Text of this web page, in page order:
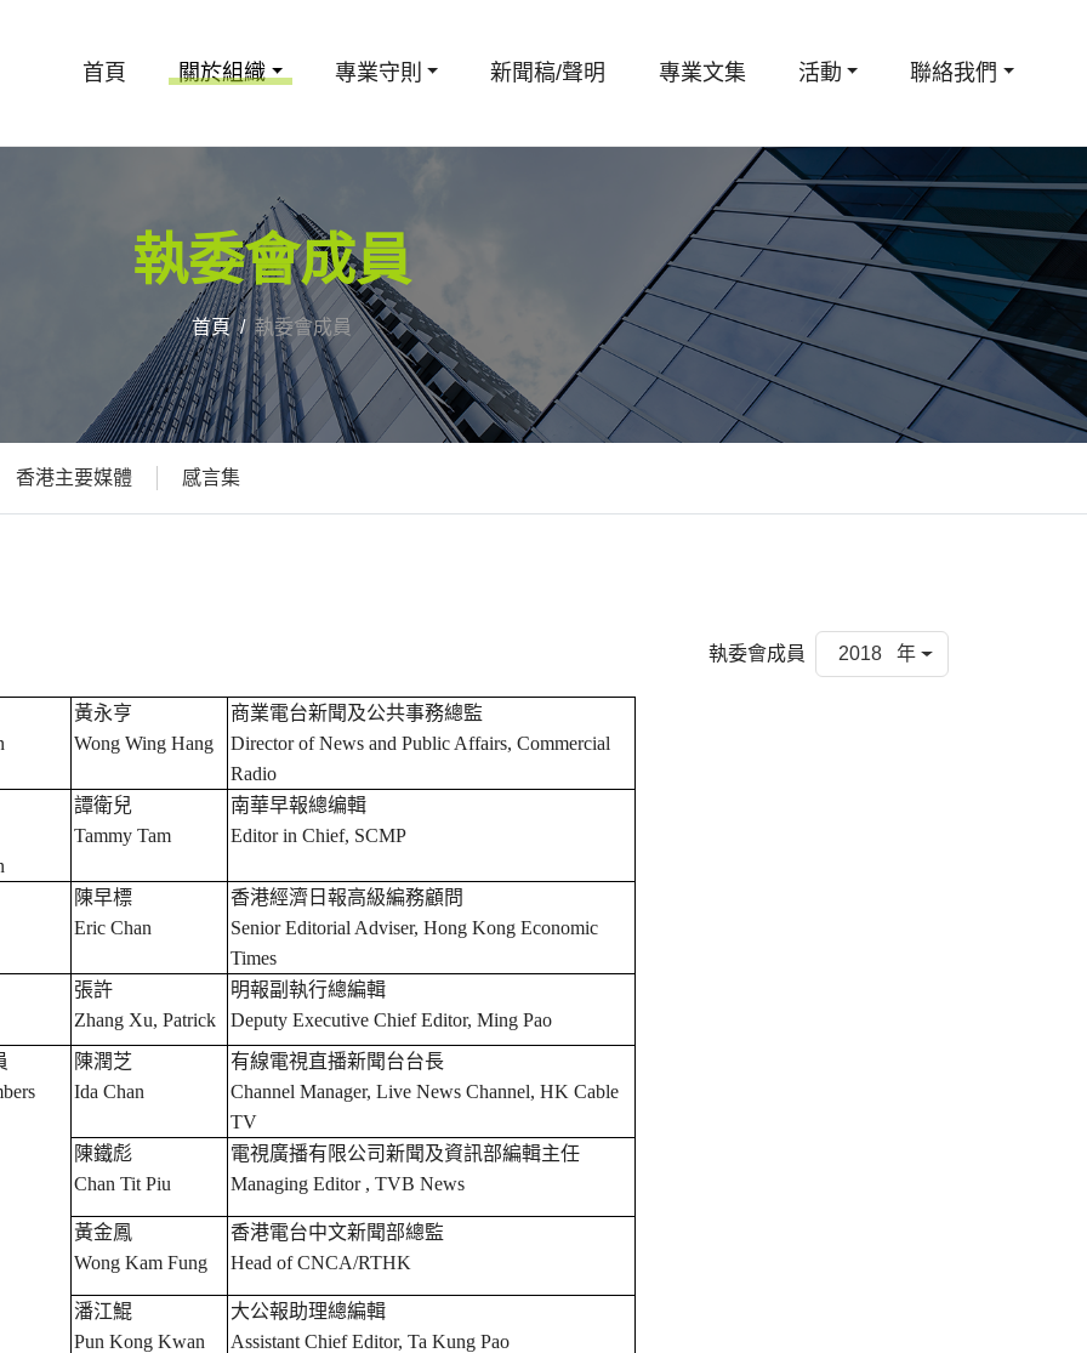
首頁 關於組織 專業守則 新聞稿/聲明 專業文集 活動 聯絡我們
執委會成員
首頁 執委會成員
香港主要媒體 感言集
執委會成員 2018 年
黃永亨
Wong Wing Hang
商業電台新聞及公共事務總監
Director of News and Public Affairs, Commercial
Radio
譚衛兒
Tammy Tam
南華早報總编輯
Editor in Chief, SCMP
陳早標
Eric Chan
香港經濟日報高級編務顧問
Senior Editorial Adviser, Hong Kong Economic
Times
張許
Zhang Xu, Patrick
明報副執行總編輯
Deputy Executive Chief Editor, Ming Pao
陳潤芝
Ida Chan
有線電視直播新聞台台長
Channel Manager, Live News Channel, HK Cable
TV
陳鐵彪
Chan Tit Piu
電視廣播有限公司新聞及資訊部編輯主任
Managing Editor , TVB News
黃金鳳
Wong Kam Fung
香港電台中文新聞部總監
Head of CNCA/RTHK
潘江鯤
Pun Kong Kwan
大公報助理總編輯
Assistant Chief Editor, Ta Kung Pao